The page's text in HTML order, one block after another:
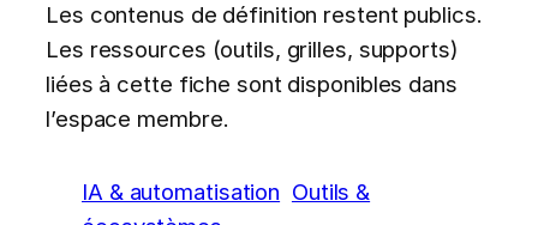
Les contenus de définition restent publics.
Les ressources (outils, grilles, supports)
liées à cette fiche sont disponibles dans
l’espace membre.
IA & automatisation Outils &